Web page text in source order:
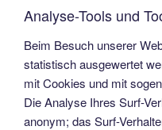
Analyse-Tools und
Beim Besuch unserer
statistisch ausgewertet
mit Cookies und mit
Die Analyse Ihres Surf-
anonym; das Surf-